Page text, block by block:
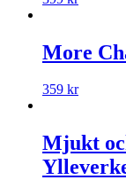
More
359 kr
Mjukt